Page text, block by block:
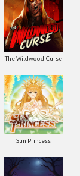
The Wildwood Curse
Sun Princess